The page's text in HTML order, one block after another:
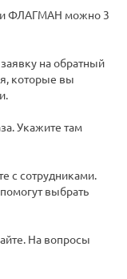
ФЛАГМАН можно 3
на обратный
которые вы
Укажите там
сотрудниками.
выбрать
На вопросы